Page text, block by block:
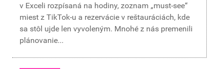
v Exceli rozpísaná na hodiny, zoznam „must-see“
miest z TikTok-u a rezervácie v reštauráciách, kde
sa stôl ujde len vyvoleným. Mnohé z nás premenili
plánovanie...